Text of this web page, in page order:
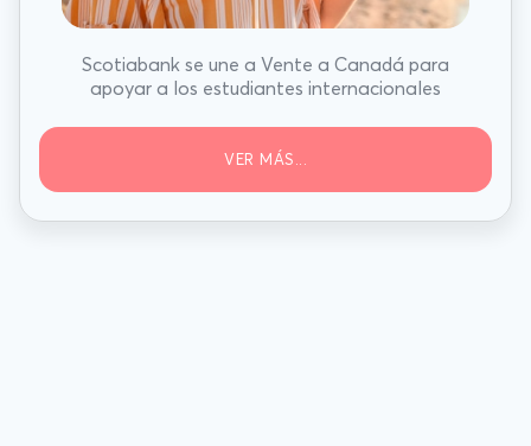
Scotiabank se une a Vente a Canadá para
apoyar a los estudiantes internacionales
VER MÁS...